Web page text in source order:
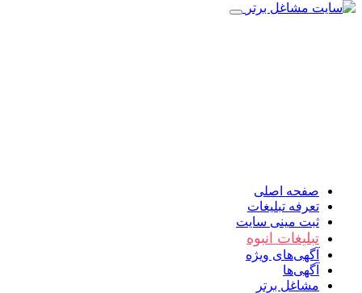
صفحه اصلی
تعرفه تبلیغات
ثبت مینی سایت
تبلیغات انبوه
آگهی‌های ویژه
آگهی‌ها
مشاغل برتر